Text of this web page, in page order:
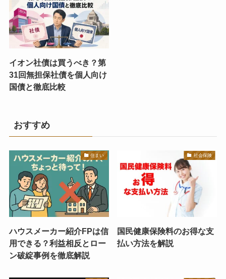
イオン社債は買うべき？第
31回無担保社債を個人向け
国債と徹底比較
おすすめ
住まい
ハウスメーカー紹介FPは信
用できる？利益相反とロー
ン破綻事例を徹底解説
社会保険
国民健康保険料のお得な支
払い方法を解説